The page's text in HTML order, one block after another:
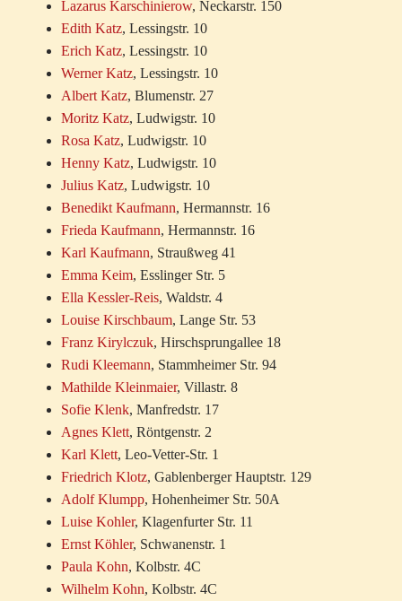
Lazarus Karschinierow, Neckarstr. 150
Edith Katz, Lessingstr. 10
Erich Katz, Lessingstr. 10
Werner Katz, Lessingstr. 10
Albert Katz, Blumenstr. 27
Moritz Katz, Ludwigstr. 10
Rosa Katz, Ludwigstr. 10
Henny Katz, Ludwigstr. 10
Julius Katz, Ludwigstr. 10
Benedikt Kaufmann, Hermannstr. 16
Frieda Kaufmann, Hermannstr. 16
Karl Kaufmann, Straußweg 41
Emma Keim, Esslinger Str. 5
Ella Kessler-Reis, Waldstr. 4
Louise Kirschbaum, Lange Str. 53
Franz Kirylczuk, Hirschsprungallee 18
Rudi Kleemann, Stammheimer Str. 94
Mathilde Kleinmaier, Villastr. 8
Sofie Klenk, Manfredstr. 17
Agnes Klett, Röntgenstr. 2
Karl Klett, Leo-Vetter-Str. 1
Friedrich Klotz, Gablenberger Hauptstr. 129
Adolf Klumpp, Hohenheimer Str. 50A
Luise Kohler, Klagenfurter Str. 11
Ernst Köhler, Schwanenstr. 1
Paula Kohn, Kolbstr. 4C
Wilhelm Kohn, Kolbstr. 4C